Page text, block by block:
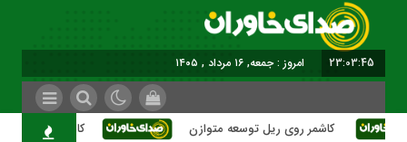
23:03:46 امروز : جمعه, ۱۶ مرداد , ۱۴۰۵
کاشمر روی ریل توسعه متوازن کاشمر؛ عبور از